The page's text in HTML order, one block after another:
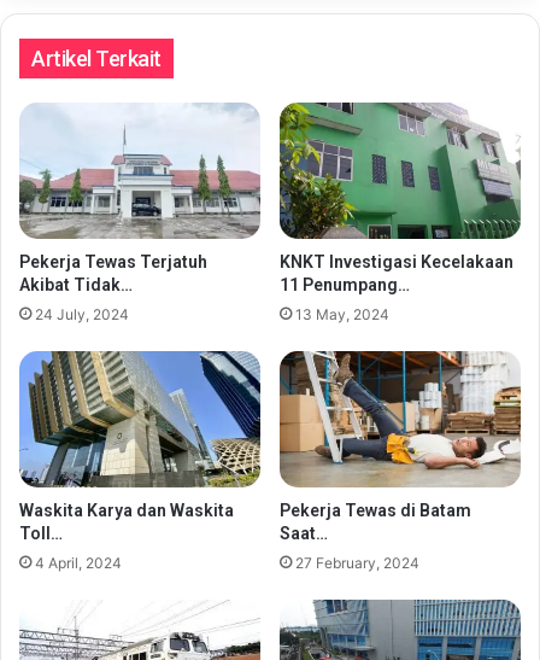
Artikel Terkait
Pekerja Tewas Terjatuh
Akibat Tidak…
24 July, 2024
KNKT Investigasi Kecelakaan
11 Penumpang…
13 May, 2024
Waskita Karya dan Waskita
Toll…
4 April, 2024
Pekerja Tewas di Batam
Saat…
27 February, 2024